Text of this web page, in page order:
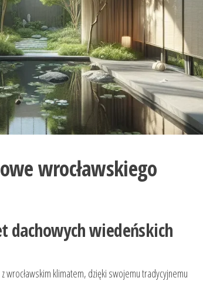
wrocławskiego
dachowych wiedeńskich
klimatem, dzięki swojemu tradycyjnemu